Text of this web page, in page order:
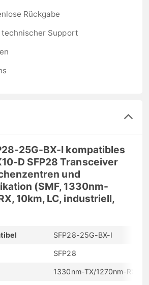
Rückgabe
Support
25G-BX-I kompatibles
D SFP28 Transceiver
und
(SMF, 1330nm-
10km, LC, industriell,
SFP28-25G-BX-I
SFP28
1330nm-TX/1270nm-RX